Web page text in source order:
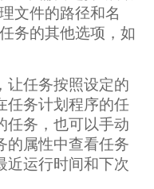
文件的路径和名
务的其他选项，如
让任务按照设定的
任务计划程序的任
任务，也可以手动
的属性中查看任务
近运行时间和下次